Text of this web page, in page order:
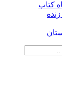
کتاب